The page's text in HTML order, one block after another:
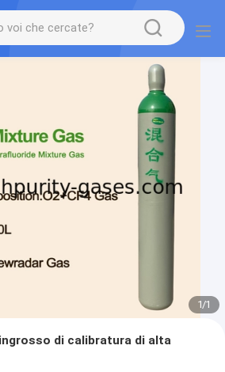
1/1
di calibratura di alta